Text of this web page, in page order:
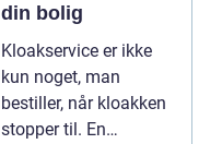
din bolig
Kloakservice er ikke
kun noget, man
bestiller, når kloakken
stopper til. En